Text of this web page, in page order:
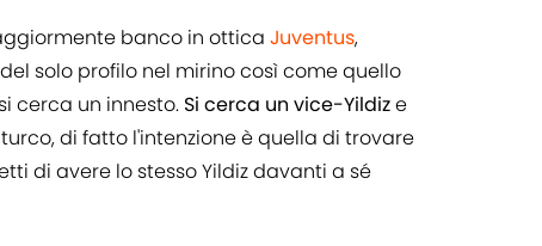
banco in ottica Juventus,
solo profilo nel mirino così come quello
cerca un innesto. Si cerca un vice-Yildize
di fatto l'intenzione è quella di trovare
di avere lo stesso Yildiz davanti a sé